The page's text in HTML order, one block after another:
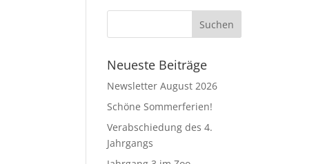
Neueste Beiträge
Newsletter August 2026
Schöne Sommerferien!
Verabschiedung des 4.
Jahrgangs